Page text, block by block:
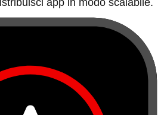
app in modo scalabile.